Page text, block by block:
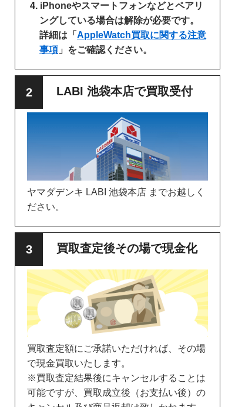
iPhoneやスマートフォンなどとペアリ
ングしている場合は解除が必要です。
詳細は「 AppleWatch買取に関する注意
事項 」をご確認ください。
LABI 池袋本店で買取受付
ヤマダデンキ LABI 池袋本店 までお越しく
ださい。
買取査定後その場で現金化
買取査定額にご承諾いただければ、その場
で現金買取いたします。
※買取査定結果後にキャンセルすることは
可能ですが、買取成立後（お支払い後）の